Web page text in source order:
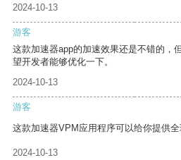
2024-10-13
游客
这款加速器app的加速效果还是不错的，
望开发者能够优化一下。
2024-10-13
游客
这款加速器VPM应用程序可以给你提供全
2024-10-13